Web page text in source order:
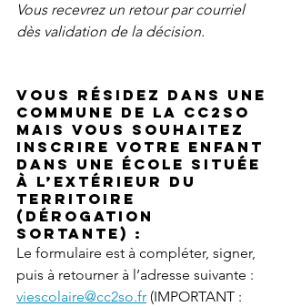
Vous recevrez un retour par courriel
dès validation de la décision.
Vous résidez dans une
commune de la CC2SO
mais vous souhaitez
inscrire votre enfant
dans une école située
à l’extérieur du
territoire
(dérogation
sortante) :
Le formulaire est à compléter, signer,
puis à retourner à l’adresse suivante :
viescolaire@cc2so.fr (IMPORTANT :